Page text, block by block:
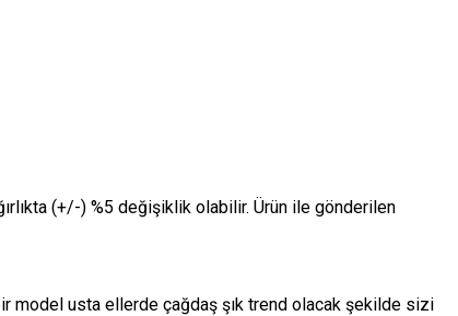
(+/-) %5 değişiklik olabilir. Ürün ile gönderilen
model usta ellerde çağdaş şık trend olacak şekilde sizi